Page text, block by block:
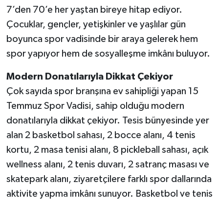
7’den 70’e her yaştan bireye hitap ediyor.
Çocuklar, gençler, yetişkinler ve yaşlılar gün
boyunca spor vadisinde bir araya gelerek hem
spor yapıyor hem de sosyalleşme imkânı buluyor.
Modern Donatılarıyla Dikkat Çekiyor
Çok sayıda spor branşına ev sahipliği yapan 15
Temmuz Spor Vadisi, sahip olduğu modern
donatılarıyla dikkat çekiyor. Tesis bünyesinde yer
alan 2 basketbol sahası, 2 bocce alanı, 4 tenis
kortu, 2 masa tenisi alanı, 8 pickleball sahası, açık
wellness alanı, 2 tenis duvarı, 2 satranç masası ve
skatepark alanı, ziyaretçilere farklı spor dallarında
aktivite yapma imkânı sunuyor. Basketbol ve tenis